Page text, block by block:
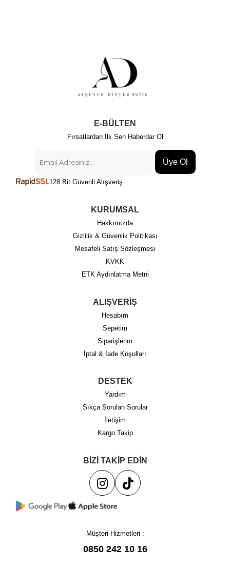
E-BÜLTEN
Fırsatlardan İlk Sen Haberdar Ol
Üye Ol
128 Bit Güvenli Alışveriş
KURUMSAL
Hakkımızda
Gizlilik & Güvenlik Politikası
Mesafeli Satış Sözleşmesi
KVKK
ETK Aydınlatma Metni
ALIŞVERİŞ
Hesabım
Sepetim
Siparişlerim
İptal & İade Koşulları
DESTEK
Yardım
Sıkça Sorulan Sorular
İletişim
Kargo Takip
BİZİ TAKİP EDİN
Müşteri Hizmetleri :
0850 242 10 16